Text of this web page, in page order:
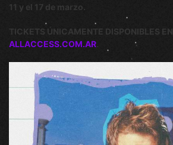
11 y el 17 de marzo.
TICKETS ÚNICAMENTE DISPONIBLES EN
ALLACCESS.COM.AR